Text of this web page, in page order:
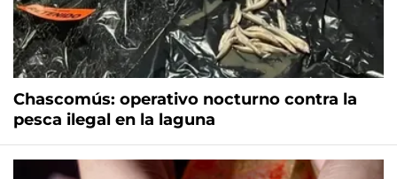
Chascomús: operativo nocturno contra la
pesca ilegal en la laguna